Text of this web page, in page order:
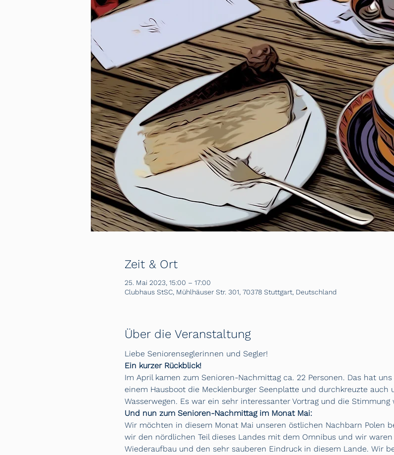
Zeit & Ort
25. Mai 2023, 15:00 – 17:00
Clubhaus StSC, Mühlhäuser Str. 301, 70378 Stuttgart, Deutschland
Über die Veranstaltung
Liebe Seniorenseglerinnen und Segler!
Ein kurzer Rückblick!
Im April kamen zum Senioren-Nachmittag ca. 22 Personen. Das hat
einem Hausboot die Mecklenburger Seenplatte und durchkreuzte auch
Wasserwegen. Es war ein sehr interessanter Vortrag und die Stimmung
Und nun zum Senioren-Nachmittag im Monat Mai:
Wir möchten in diesem Monat Mai unseren östlichen Nachbarn Polen
wir den nördlichen Teil dieses Landes mit dem Omnibus und wir
Wiederaufbau und den sehr sauberen Eindruck in diesem Lande. Wir